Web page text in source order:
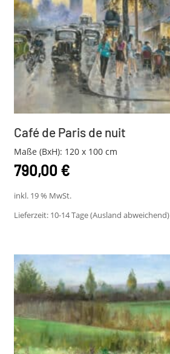
Café de Paris de nuit
Maße (BxH): 120 x 100 cm
790,00 €
inkl. 19 % MwSt.
Lieferzeit: 10-14 Tage (Ausland abweichend)